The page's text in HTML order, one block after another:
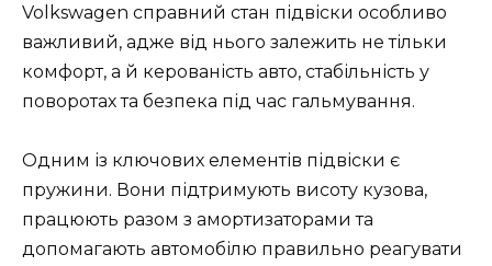
Volkswagen справний стан підвіски особливо
важливий, адже від нього залежить не тільки
комфорт, а й керованість авто, стабільність у
поворотах та безпека під час гальмування.
Одним із ключових елементів підвіски є
пружини. Вони підтримують висоту кузова,
працюють разом з амортизаторами та
допомагають автомобілю правильно реагувати